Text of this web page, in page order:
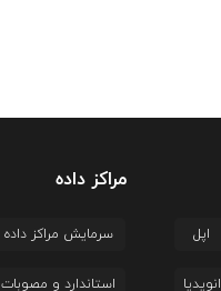
اپل
انویدیا
مراکز داده
سرمایش مراکز داده
استاندارد و مصوبات